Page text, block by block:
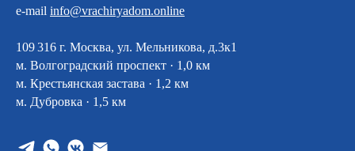
e-mail info@vrachiryadom.online
109 316 г. Москва, ул. Мельникова, д.3к1
м. Волгоградский проспект · 1,0 км
м. Крестьянская застава · 1,2 км
м. Дубровка · 1,5 км